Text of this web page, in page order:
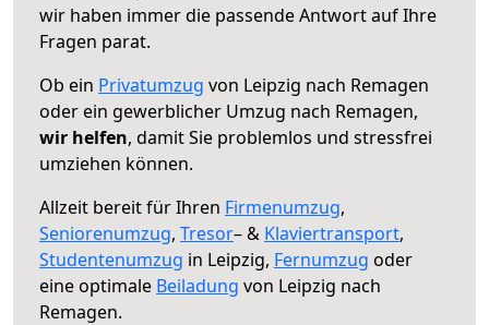
wir haben immer die passende Antwort auf Ihre
Fragen parat.
Ob ein Privatumzug von Leipzig nach Remagen
oder ein gewerblicher Umzug nach Remagen,
wir helfen, damit Sie problemlos und stressfrei
umziehen können.
Allzeit bereit für Ihren Firmenumzug,
Seniorenumzug, Tresor– & Klaviertransport,
Studentenumzug in Leipzig, Fernumzug oder
eine optimale Beiladung von Leipzig nach
Remagen.